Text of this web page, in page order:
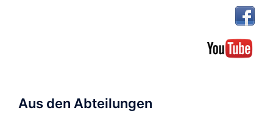
Aus den Abteilungen